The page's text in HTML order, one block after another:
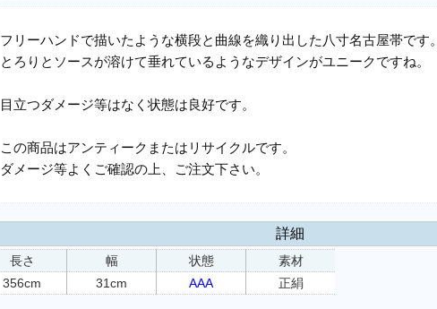
フリーハンドで描いたような横段と曲線を織り出した八寸名古屋帯です。
とろりとソースが溶けて垂れているようなデザインがユニークですね。
目立つダメージ等はなく状態は良好です。
この商品はアンティークまたはリサイクルです。
ダメージ等よくご確認の上、ご注文下さい。
詳細
長さ
356cm
幅
31cm
状態
AAA
素材
正絹